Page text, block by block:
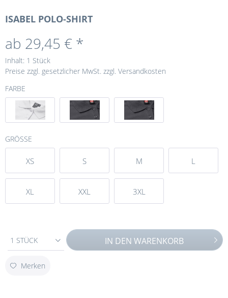
ISABEL POLO-SHIRT
ab 29,45 € *
Inhalt: 1 Stück
Preise zzgl. gesetzlicher MwSt. zzgl. Versandkosten
FARBE
GRÖSSE
XS S M L
XL XXL 3XL
1 STÜCK IN DEN WARENKORB
Merken